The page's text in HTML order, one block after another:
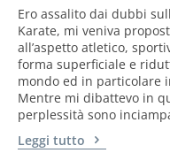
Ero assalito dai dubbi
Karate, mi veniva
all’aspetto atletico,
forma superficiale e
mondo ed in particolare
Mentre mi dibattevo in
perplessità sono
Leggi tutto